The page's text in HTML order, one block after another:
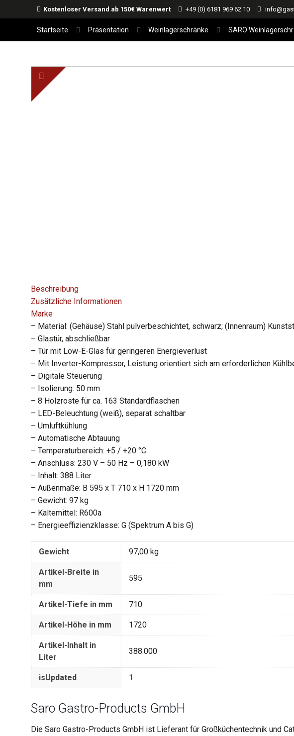
Kostenloser Versand ab 150€ Warenwert +49 (0) 6181 969 62 10
Startseite Präsentation Weinlagerschränke SARO
Beschreibung
Zusätzliche Informationen
Marke
– Material: (Gehäuse) Stahl pulverbeschichtet, schwarz; (Innenraum)
– Glastür, abschließbar
– Tür mit Low-E-Glas für geringeren Energieverlust
– Mit Inverter-Kompressor, Leistung orientiert sich am erforderlichen
– Digitale Steuerung
– Isolierung: 50 mm
– 8 Holzroste für ca. 163 Standardflaschen
– LED-Beleuchtung (weiß), separat schaltbar
– Umluftkühlung
– Automatische Abtauung
– Temperaturbereich: +5 / +20 °C
– Anschluss: 230 V – 50 Hz – 0,180 kW
– Inhalt: 388 Liter
– Außenmaße: B 595 x T 710 x H 1720 mm
– Gewicht: 97 kg
– Kältemittel: R600a
– Energieeffizienzklasse: G (Spektrum A bis G)
Gewicht 97,00 kg
Artikel-Breite in
mm
595
Artikel-Tiefe in mm 710
Artikel-Höhe in mm 1720
Artikel-Inhalt in
Liter
388.000
isUpdated 1
Saro Gastro-Products GmbH
Die Saro Gastro-Products GmbH ist Lieferant für Großküchentechnik und